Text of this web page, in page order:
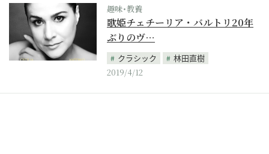
趣味･教養
歌姫チェチーリア・バルトリ20年
ぶりのヴ…
クラシック
林田直樹
2019/4/12